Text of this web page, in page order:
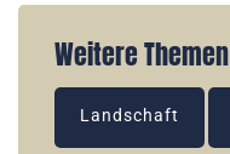
Weitere Themen
Landschaft